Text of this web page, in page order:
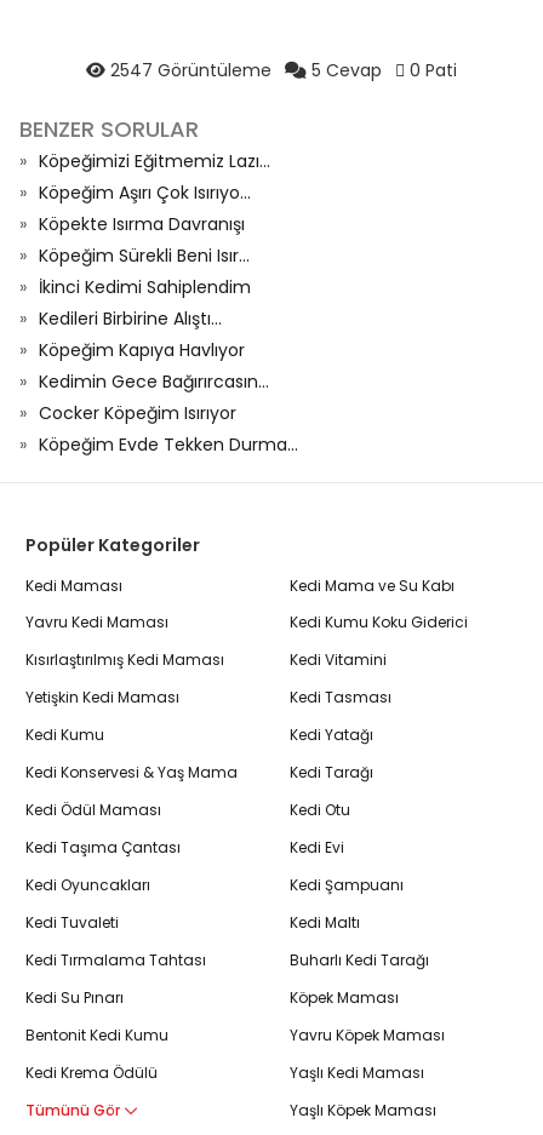
2547 Görüntüleme 5 Cevap 0 Pati
BENZER SORULAR
Köpeğimizi Eğitmemiz Lazı...
Köpeğim Aşırı Çok Isırıyo...
Köpekte Isırma Davranışı
Köpeğim Sürekli Beni Isır...
İkinci Kedimi Sahiplendim
Kedileri Birbirine Alıştı...
Köpeğim Kapıya Havlıyor
Kedimin Gece Bağırırcasın...
Cocker Köpeğim Isırıyor
Köpeğim Evde Tekken Durma...
Popüler Kategoriler
Kedi Maması
Yavru Kedi Maması
Kısırlaştırılmış Kedi Maması
Yetişkin Kedi Maması
Kedi Kumu
Kedi Konservesi & Yaş Mama
Kedi Ödül Maması
Kedi Taşıma Çantası
Kedi Oyuncakları
Kedi Tuvaleti
Kedi Tırmalama Tahtası
Kedi Su Pınarı
Bentonit Kedi Kumu
Kedi Krema Ödülü
Tümünü Gör
Kedi Mama ve Su Kabı
Kedi Kumu Koku Giderici
Kedi Vitamini
Kedi Tasması
Kedi Yatağı
Kedi Tarağı
Kedi Otu
Kedi Evi
Kedi Şampuanı
Kedi Maltı
Buharlı Kedi Tarağı
Köpek Maması
Yavru Köpek Maması
Yaşlı Kedi Maması
Yaşlı Köpek Maması